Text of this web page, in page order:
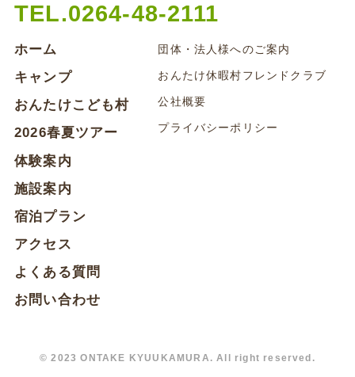
TEL.0264-48-2111
ホーム
キャンプ
おんたけこども村
2026春夏ツアー
体験案内
施設案内
宿泊プラン
アクセス
よくある質問
お問い合わせ
団体・法人様へのご案内
おんたけ休暇村フレンドクラブ
公社概要
プライバシーポリシー
© 2023 ONTAKE KYUUKAMURA. All right reserved.